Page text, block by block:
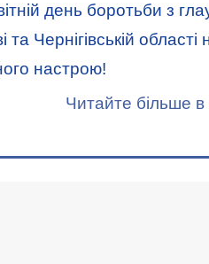
день боротьби з
та Чернігівській
настрою!
Читайте більше в